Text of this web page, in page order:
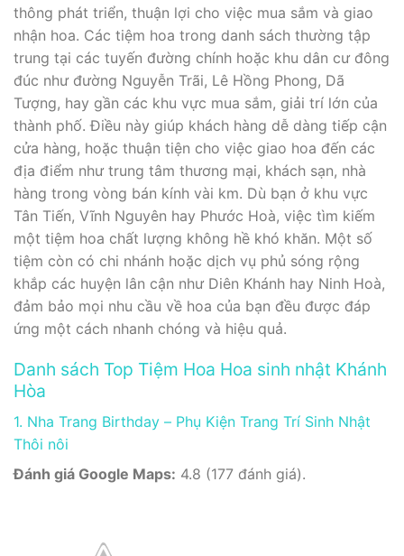
thông phát triển, thuận lợi cho việc mua sắm và giao
nhận hoa. Các tiệm hoa trong danh sách thường tập
trung tại các tuyến đường chính hoặc khu dân cư đông
đúc như đường Nguyễn Trãi, Lê Hồng Phong, Dã
Tượng, hay gần các khu vực mua sắm, giải trí lớn của
thành phố. Điều này giúp khách hàng dễ dàng tiếp cận
cửa hàng, hoặc thuận tiện cho việc giao hoa đến các
địa điểm như trung tâm thương mại, khách sạn, nhà
hàng trong vòng bán kính vài km. Dù bạn ở khu vực
Tân Tiến, Vĩnh Nguyên hay Phước Hoà, việc tìm kiếm
một tiệm hoa chất lượng không hề khó khăn. Một số
tiệm còn có chi nhánh hoặc dịch vụ phủ sóng rộng
khắp các huyện lân cận như Diên Khánh hay Ninh Hoà,
đảm bảo mọi nhu cầu về hoa của bạn đều được đáp
ứng một cách nhanh chóng và hiệu quả.
Danh sách Top Tiệm Hoa Hoa sinh nhật Khánh
Hòa
1. Nha Trang Birthday – Phụ Kiện Trang Trí Sinh Nhật
Thôi nôi
Đánh giá Google Maps: 4.8 (177 đánh giá).